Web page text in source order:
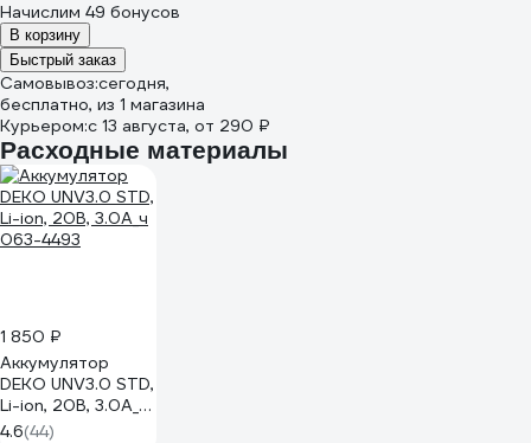
Начислим 49 бонусов
В корзину
Быстрый заказ
Самовывоз:сегодня,
бесплатно, из 1 магазина
Курьером:c 13 августа, от 290 ₽
Расходные материалы
1 850 ₽
Аккумулятор
DEKO UNV3.0 STD,
Li-ion, 20В, 3.0А_ч
063-4493
4.6(44)